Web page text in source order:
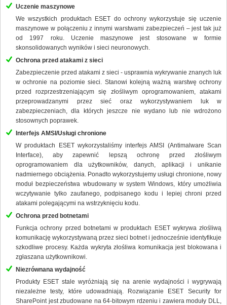
Uczenie maszynowe
We wszystkich produktach ESET do ochrony wykorzystuje się uczenie
maszynowe w połączeniu z innymi warstwami zabezpieczeń – jest tak już
od 1997 roku. Uczenie maszynowe jest stosowane w formie
skonsolidowanych wyników i sieci neuronowych.
Ochrona przed atakami z sieci
Zabezpieczenie przed atakami z sieci - usprawnia wykrywanie znanych luk
w ochronie na poziomie sieci. Stanowi kolejną ważną warstwę ochrony
przed rozprzestrzeniającym się złośliwym oprogramowaniem, atakami
przeprowadzanymi przez sieć oraz wykorzystywaniem luk w
zabezpieczeniach, dla których jeszcze nie wydano lub nie wdrożono
stosownych poprawek.
Interfejs AMSI/Usługi chronione
W produktach ESET wykorzystaliśmy interfejs AMSI (Antimalware Scan
Interface), aby zapewnić lepszą ochronę przed złośliwym
oprogramowaniem dla użytkowników, danych, aplikacji i unikanie
nadmiernego obciążenia. Ponadto wykorzystujemy usługi chronione, nowy
moduł bezpieczeństwa wbudowany w system Windows, który umożliwia
wczytywanie tylko zaufanego, podpisanego kodu i lepiej chroni przed
atakami polegającymi na wstrzyknięciu kodu.
Ochrona przed botnetami
Funkcja ochrony przed botnetami w produktach ESET wykrywa złośliwą
komunikację wykorzystywaną przez sieci botnet i jednocześnie identyfikuje
szkodliwe procesy. Każda wykryta złośliwa komunikacja jest blokowana i
zgłaszana użytkownikowi.
Niezrównana wydajność
Produkty ESET stale wyróżniają się na arenie wydajności i wygrywają
niezależne testy, które udowadniają. Rozwiązanie ESET Security for
SharePoint jest zbudowane na 64-bitowym rdzeniu i zawiera moduły DLL,